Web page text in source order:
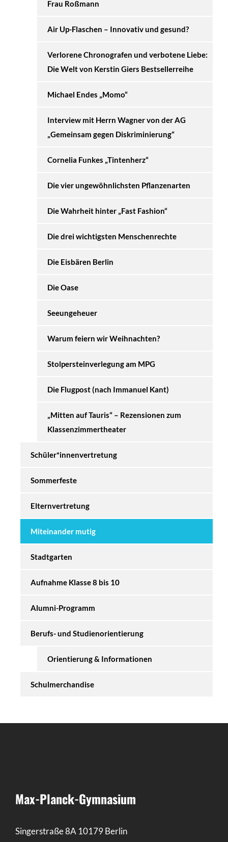
Frau Roßmann
Air Up-Flaschen – Innovativ und gesund?
Verlorene Chronografen und verbotene Liebe:
Die Welt von Kerstin Giers Bestsellerreihe
Michael Endes „Momo“
Interview mit Herrn Wagner von der AG
„Gemeinsam gegen Diskriminierung“
Cornelia Funkes „Tintenherz“
Die vier ungewöhnlichsten Pflanzenarten
Die Wahrheit hinter „Fast Fashion“
Die drei wichtigsten Menschenrechte
Die Eisbären Berlin
Die Oase
Seeungeheuer
Warum feiern wir Weihnachten?
Stolpersteinverlegung am MPG
Die Flugpost (nach Immanuel Kant)
„Mitten auf Tauris“ – Rezensionen zum
Klassenzimmertheater
Schüler*innenvertretung
Sommerfeste
Elternvertretung
Miteinander mutig
Stadtgarten
Aufnahme Klasse 8 bis 10
Alumni-Programm
Berufs- und Studienorientierung
Orientierung & Informationen
Schulmerchandise
Max-Planck-Gymnasium
Singerstraße 8A 10179 Berlin